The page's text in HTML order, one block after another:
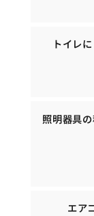
トイレ
照明器具
エア